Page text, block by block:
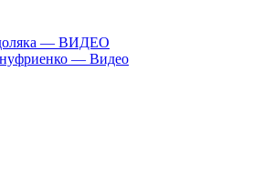
— ВИДЕО
— Видео